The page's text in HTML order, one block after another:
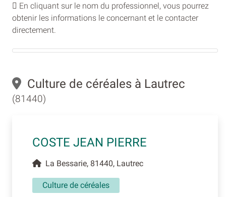
En cliquant sur le nom du professionnel, vous pourrez
obtenir les informations le concernant et le contacter
directement.
Culture de céréales à Lautrec
(81440)
COSTE JEAN PIERRE
La Bessarie, 81440, Lautrec
Culture de céréales